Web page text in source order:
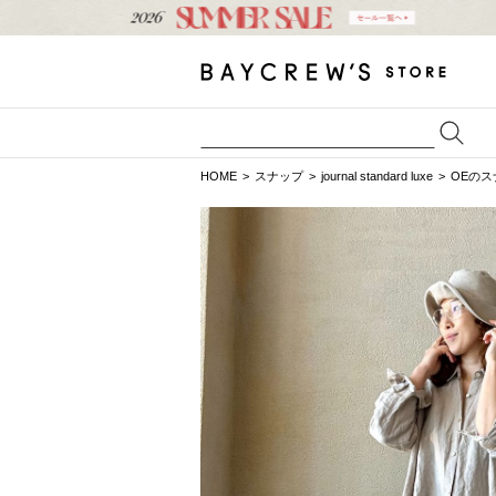
HOME スナップ journal standard luxe OEのス